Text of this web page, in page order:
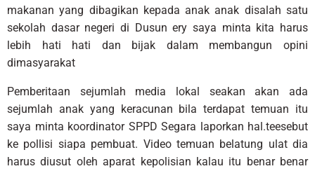
makanan yang dibagikan kepada anak anak disalah satu
sekolah dasar negeri di Dusun ery saya minta kita harus
lebih hati hati dan bijak dalam membangun opini
dimasyarakat
Pemberitaan sejumlah media lokal seakan akan ada
sejumlah anak yang keracunan bila terdapat temuan itu
saya minta koordinator SPPD Segara laporkan hal.teesebut
ke pollisi siapa pembuat. Video temuan belatung ulat dia
harus diusut oleh aparat kepolisian kalau itu benar benar